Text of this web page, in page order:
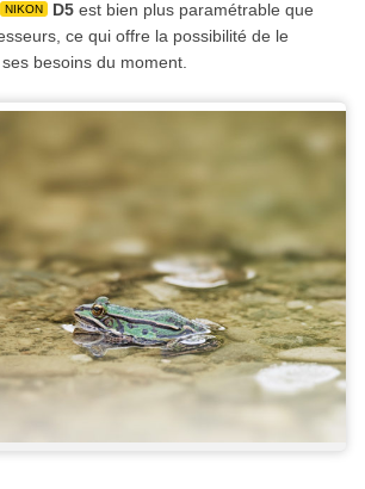
NIKON D5est bien plus paramétrable que
ce qui offre la possibilité de le
besoins du moment.